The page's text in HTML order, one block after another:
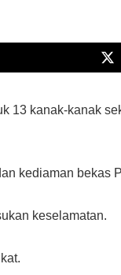
13 kanak-kanak
kediaman bekas
keselamatan.